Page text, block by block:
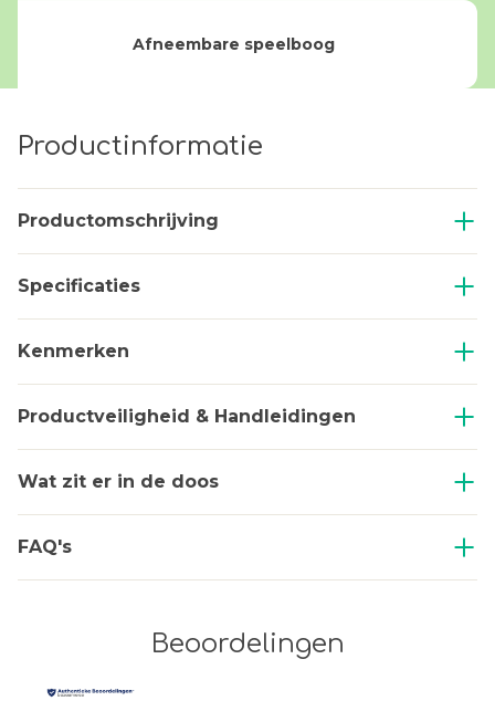
Productinformatie
Productomschrijving
Specificaties
Kenmerken
Productveiligheid & Handleidingen
Wat zit er in de doos
FAQ's
Afneembare speelboog
Beoordelingen